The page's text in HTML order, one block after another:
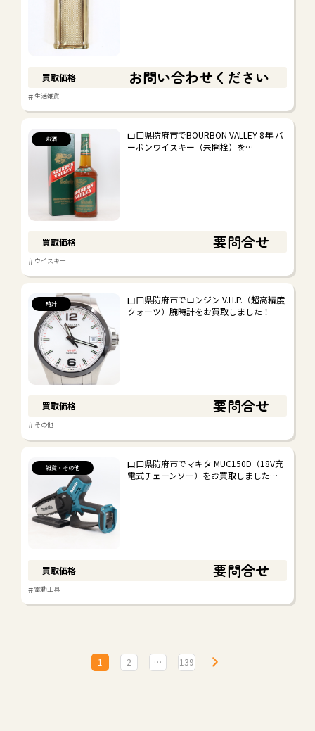
買取価格 お問い合わせください
#生活雑貨
お酒
山口県防府市でBOURBON VALLEY 8年 バ
ーボンウイスキー（未開栓）を…
買取価格 要問合せ
# ウイスキー
時計
山口県防府市でロンジン V.H.P.（超高精度
クォーツ）腕時計をお買取しました！
買取価格 要問合せ
# その他
雑貨・その他
山口県防府市でマキタ MUC150D（18V充
電式チェーンソー）をお買取しました…
買取価格 要問合せ
#電動工具
1 2 … 139